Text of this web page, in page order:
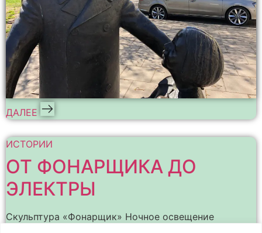
ДАЛЕЕ
ИСТОРИИ
ОТ ФОНАРЩИКА ДО
ЭЛЕКТРЫ
Скульптура «Фонарщик» Ночное освещение